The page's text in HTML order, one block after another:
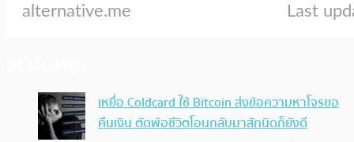
เหยื่อ Coldcard ใช้ Bitcoin ส่งข้อความหาโจรขอ
คืนเงิน ตัดพ้อชีวิตโอนกลับมาสักนิดก็ยังดี